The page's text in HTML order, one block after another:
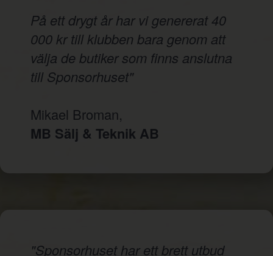
På ett drygt år har vi genererat 40
000 kr till klubben bara genom att
välja de butiker som finns anslutna
till Sponsorhuset"
Mikael Broman,
MB Sälj & Teknik AB
"Sponsorhuset har ett brett utbud